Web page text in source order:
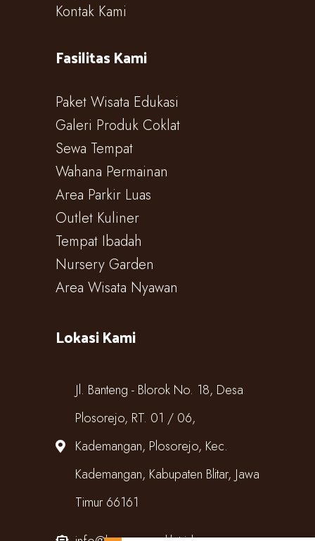
Kontak Kami
Fasilitas Kami
Paket Wisata Edukasi
Galeri Produk Coklat
Sewa Tempat
Wahana Permainan
Area Parkir Luas
Outlet Kuliner
Tempat Ibadah
Nursery Garden
Area Wisata Nyawan
Lokasi Kami
Jl. Banteng - Blorok No. 18, Desa
Plosorejo, RT. 01 / 06,
Kademangan, Plosorejo, Kec.
Kademangan, Kabupaten Blitar, Jawa
Timur 66161